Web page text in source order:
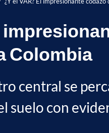
Colombia
central se
suelo con